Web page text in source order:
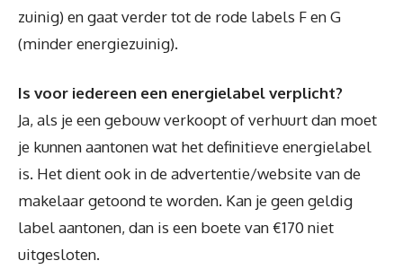
zuinig) en gaat verder tot de rode labels F en G
(minder energiezuinig).
Is voor iedereen een energielabel verplicht?
Ja, als je een gebouw verkoopt of verhuurt dan moet
je kunnen aantonen wat het definitieve energielabel
is. Het dient ook in de advertentie/website van de
makelaar getoond te worden. Kan je geen geldig
label aantonen, dan is een boete van €170 niet
uitgesloten.